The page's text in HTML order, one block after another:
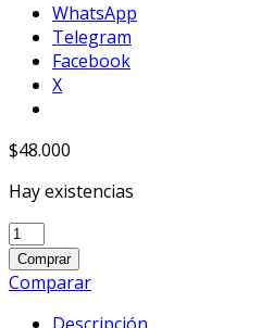
WhatsApp
Telegram
Facebook
X
$48.000
Hay existencias
NECA
Universal
Monsters
Comprar
Comparar